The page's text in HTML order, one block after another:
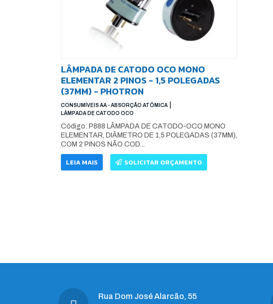
LÂMPADA DE CATODO OCO MONO
ELEMENTAR 2 PINOS - 1,5 POLEGADAS
(37MM) - PHOTRON
CONSUMÍVEIS AA - ABSORÇÃO ATÔMICA
LÂMPADA DE CATODO OCO
Código: P888 LÂMPADA DE CATODO-OCO MONO
ELEMENTAR, DIÂMETRO DE 1,5 POLEGADAS (37MM),
COM 2 PINOS NÃO COD...
LEIA MAIS SOLICITAR ORÇAMENTO
Rua Dom José Alarcão, 55